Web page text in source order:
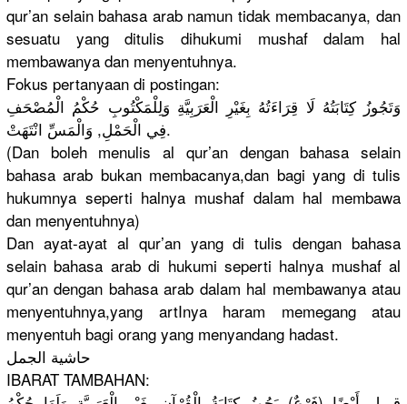
qur’an selain bahasa arab namun tidak membacanya, dan
sesuatu yang ditulis dihukumi mushaf dalam hal
membawanya dan menyentuhnya.
Fokus pertanyaan di postingan:
وَتَجُوزُ كِتَابَتُهُ لَا قِرَاءَتُهُ بِغَيْرِ الْعَرَبِيَّةِ وَلِلْمَكْتُوبِ حُكْمُ الْمُصْحَفِ
فِي الْحَمْلِ, وَالْمَسِّ انْتَهَتْ.
(Dan boleh menulis al qur’an dengan bahasa selain
bahasa arab bukan membacanya,dan bagi yang di tulis
hukumnya seperti halnya mushaf dalam hal membawa
dan menyentuhnya)
Dan ayat-ayat al qur’an yang di tulis dengan bahasa
selain bahasa arab di hukumi seperti halnya mushaf al
qur’an dengan bahasa arab dalam hal membawanya atau
menyentuhnya,yang artInya haram memegang atau
menyentuh bagi orang yang menyandang hadast.
حاشية الجمل
IBARAT TAMBAHAN: